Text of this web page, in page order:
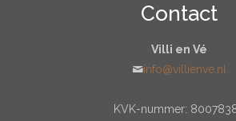
Contact
Villi en Vé
info@villienve.nl
KVK-nummer: